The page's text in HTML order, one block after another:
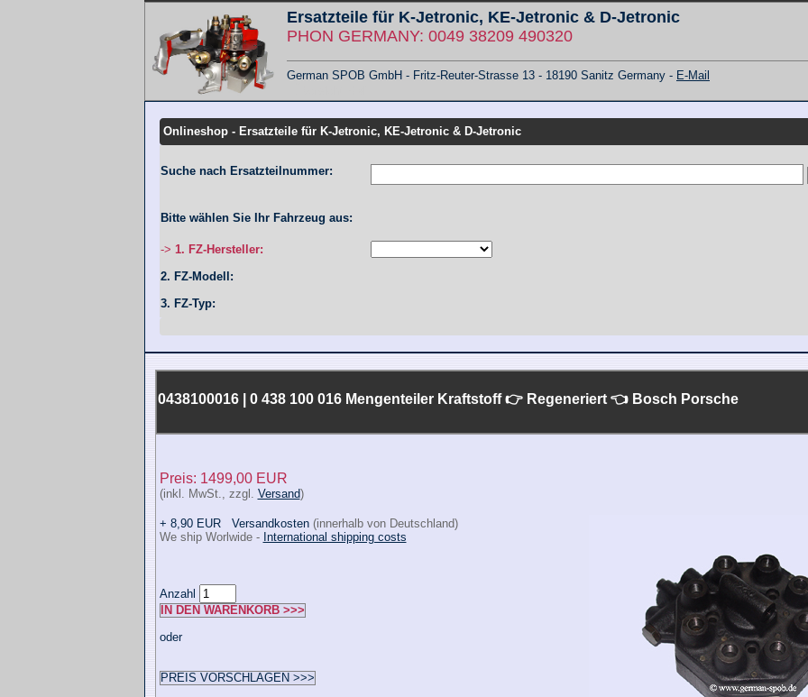
Ersatzteile für K-Jetronic, KE-Jetronic & D-Jetronic
PHON GERMANY: 0049 38209 490320
German SPOB GmbH - Fritz-Reuter-Strasse 13 - 18190 Sanitz Germany - E-Mail
Onlineshop - Ersatzteile für K-Jetronic, KE-Jetronic & D-Jetronic
Suche nach Ersatzteilnummer:
Bitte wählen Sie Ihr Fahrzeug aus:
-> 1. FZ-Hersteller:
2. FZ-Modell:
3. FZ-Typ:
0438100016 | 0 438 100 016 Mengenteiler Kraftstoff 👉 Regeneriert 👈 Bosch Porsche
Preis: 1499,00 EUR
(inkl. MwSt., zzgl. Versand)
+ 8,90 EUR Versandkosten (innerhalb von Deutschland)
We ship Worlwide - International shipping costs
Anzahl
IN DEN WARENKORB >>>
oder
PREIS VORSCHLAGEN >>>